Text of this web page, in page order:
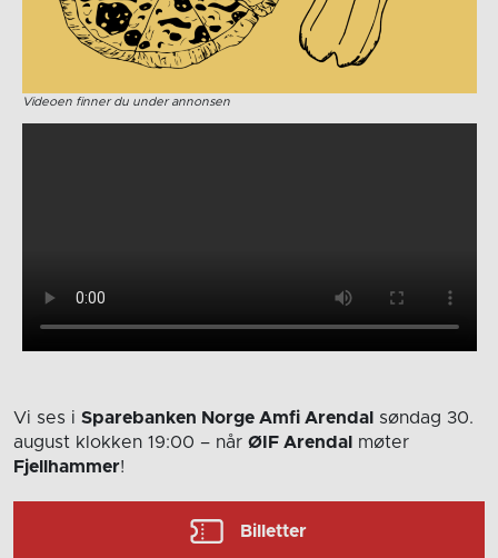
Videoen finner du under annonsen
Vi ses i Sparebanken Norge Amfi Arendal
søndag 30.
august klokken 19:00 – når ØIF Arendal
møter
Fjellhammer!
Billetter